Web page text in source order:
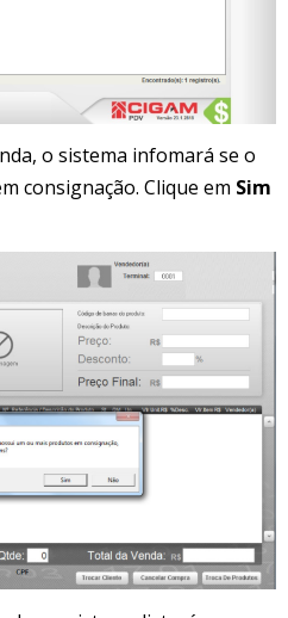
o sistema infomará se o
consignação. Clique em Sim